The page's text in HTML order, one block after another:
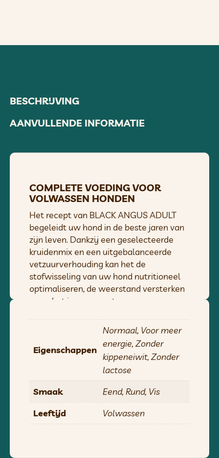
BESCHRIJVING
AANVULLENDE INFORMATIE
COMPLETE VOEDING VOOR
VOLWASSEN HONDEN
Het recept van BLACK ANGUS ADULT
begeleidt uw hond in de beste jaren van
zijn leven. Dankzij een geselecteerde
kruidenmix en een uitgebalanceerde
vetzuurverhouding kan het de
stofwisseling van uw hond nutritioneel
optimaliseren, de weerstand versterken
en zo het immuunsysteem
Ons BLACK ANGUS droogvoer wordt
geproduceerd met eenproces dat
bijzonder voorzichtig is met
betrekking tot essentiële
voedingsstoffen.
DIT IS WAT ER BINNENIN ZIT:
Samenstelling:
Eigenschappen
Normaal, Voor meer
energie, Zonder
kippeneiwit, Zonder
lactose
Smaak
Eend, Rund, Vis
Leeftijd
Volwassen